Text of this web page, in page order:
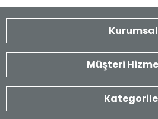
Kurumsal
Müşteri